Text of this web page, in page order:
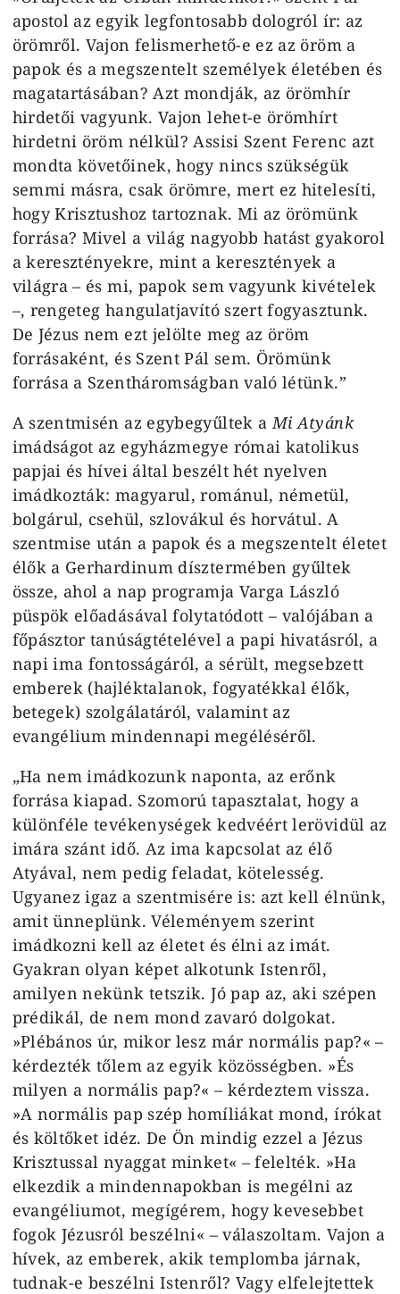
apostol az egyik legfontosabb dologról ír: az
örömről. Vajon felismerhető‑e ez az öröm a
papok és a megszentelt személyek életében és
magatartásában? Azt mondják, az örömhír
hirdetői vagyunk. Vajon lehet‑e örömhírt
hirdetni öröm nélkül? Assisi Szent Ferenc azt
mondta követőinek, hogy nincs szükségük
semmi másra, csak örömre, mert ez hitelesíti,
hogy Krisztushoz tartoznak. Mi az örömünk
forrása? Mivel a világ nagyobb hatást gyakorol
a keresztényekre, mint a keresztények a
világra – és mi, papok sem vagyunk kivételek
–, rengeteg hangulatjavító szert fogyasztunk.
De Jézus nem ezt jelölte meg az öröm
forrásaként, és Szent Pál sem. Örömünk
forrása a Szentháromságban való létünk.”
A szentmisén az egybegyűltek a Mi Atyánk
imádságot az egyházmegye római katolikus
papjai és hívei által beszélt hét nyelven
imádkozták: magyarul, románul, németül,
bolgárul, csehül, szlovákul és horvátul. A
szentmise után a papok és a megszentelt életet
élők a Gerhardinum dísztermében gyűltek
össze, ahol a nap programja Varga László
püspök előadásával folytatódott – valójában a
főpásztor tanúságtételével a papi hivatásról, a
napi ima fontosságáról, a sérült, megsebzett
emberek (hajléktalanok, fogyatékkal élők,
betegek) szolgálatáról, valamint az
evangélium mindennapi megéléséről.
„Ha nem imádkozunk naponta, az erőnk
forrása kiapad. Szomorú tapasztalat, hogy a
különféle tevékenységek kedvéért lerövidül az
imára szánt idő. Az ima kapcsolat az élő
Atyával, nem pedig feladat, kötelesség.
Ugyanez igaz a szentmisére is: azt kell élnünk,
amit ünneplünk. Véleményem szerint
imádkozni kell az életet és élni az imát.
Gyakran olyan képet alkotunk Istenről,
amilyen nekünk tetszik. Jó pap az, aki szépen
prédikál, de nem mond zavaró dolgokat.
»Plébános úr, mikor lesz már normális pap?« –
kérdezték tőlem az egyik közösségben. »És
milyen a normális pap?« – kérdeztem vissza.
»A normális pap szép homíliákat mond, írókat
és költőket idéz. De Ön mindig ezzel a Jézus
Krisztussal nyaggat minket« – felelték. »Ha
elkezdik a mindennapokban is megélni az
evangéliumot, megígérem, hogy kevesebbet
fogok Jézusról beszélni« – válaszoltam. Vajon a
hívek, az emberek, akik templomba járnak,
tudnak‑e beszélni Istenről? Vagy elfelejtettek